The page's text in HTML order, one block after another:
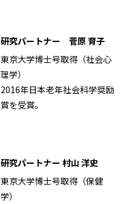
研究パートナー 菅原 育子
東京大学博士号取得（社会心
理学）
2016年日本老年社会科学奨励
賞を受賞。
研究パートナー 村山 洋史
東京大学博士号取得（保健
学）